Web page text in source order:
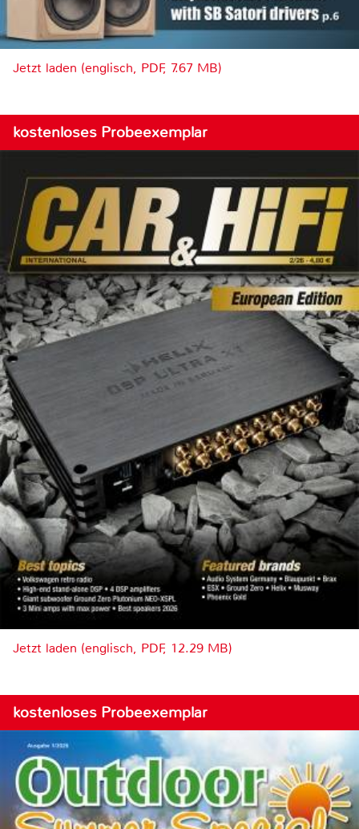
Jetzt laden (englisch, PDF, 7.67 MB)
kostenloses Probeexemplar
Jetzt laden (englisch, PDF, 12.29 MB)
kostenloses Probeexemplar